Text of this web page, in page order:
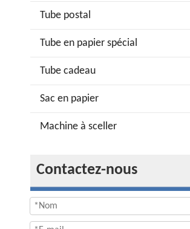
Tube postal
Tube en papier spécial
Tube cadeau
Sac en papier
Machine à sceller
Contactez-nous